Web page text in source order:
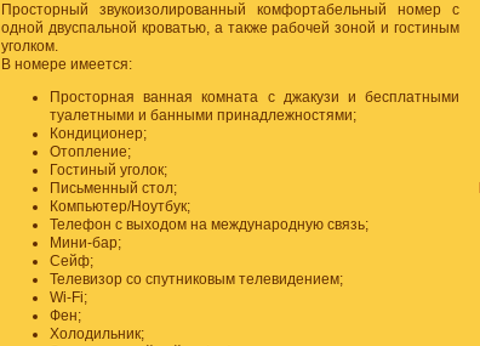
Просторный звукоизолированный комфортабельный номер с
одной двуспальной кроватью, а также рабочей зоной и гостиным
уголком.
В номере имеется:
Просторная ванная комната с джакузи и бесплатными
туалетными и банными принадлежностями;
Кондиционер;
Отопление;
Гостиный уголок;
Письменный стол;
Компьютер/Ноутбук;
Телефон с выходом на международную связь;
Мини-бар;
Сейф;
Телевизор со спутниковым телевидением;
Wi-Fi;
Фен;
Холодильник;